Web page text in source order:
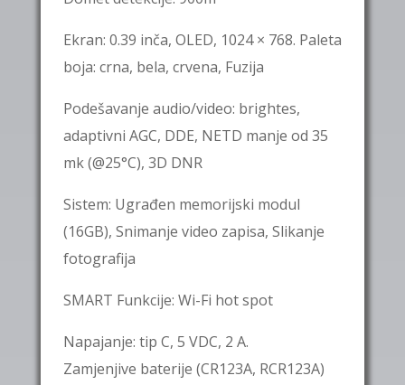
Ekran: 0.39 inča, OLED, 1024 × 768. Paleta
boja: crna, bela, crvena, Fuzija
Podešavanje audio/video: brightes,
adaptivni AGC, DDE, NETD manje od 35
mk (@25°C), 3D DNR
Sistem: Ugrađen memorijski modul
(16GB), Snimanje video zapisa, Slikanje
fotografija
SMART Funkcije: Wi-Fi hot spot
Napajanje: tip C, 5 VDC, 2 A.
Zamjenjive baterije (CR123A, RCR123A)